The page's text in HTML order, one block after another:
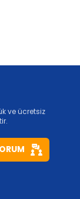
ve ücretsiz